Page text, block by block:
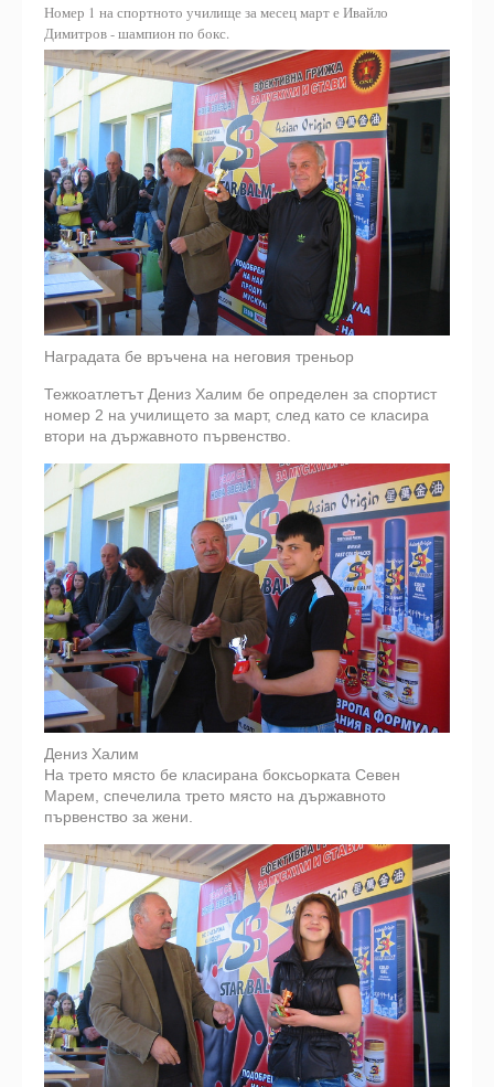
Номер 1 на спортното училище за месец март е Ивайло
Димитров - шампион по бокс.
Наградата бе връчена на неговия треньор
Тежкоатлетът Дениз Халим бе определен за спортист
номер 2 на училището за март, след като се класира
втори на държавното първенство.
Дениз Халим
На трето място бе класирана боксьорката Севен
Марем, спечелила трето място на държавното
първенство за жени.